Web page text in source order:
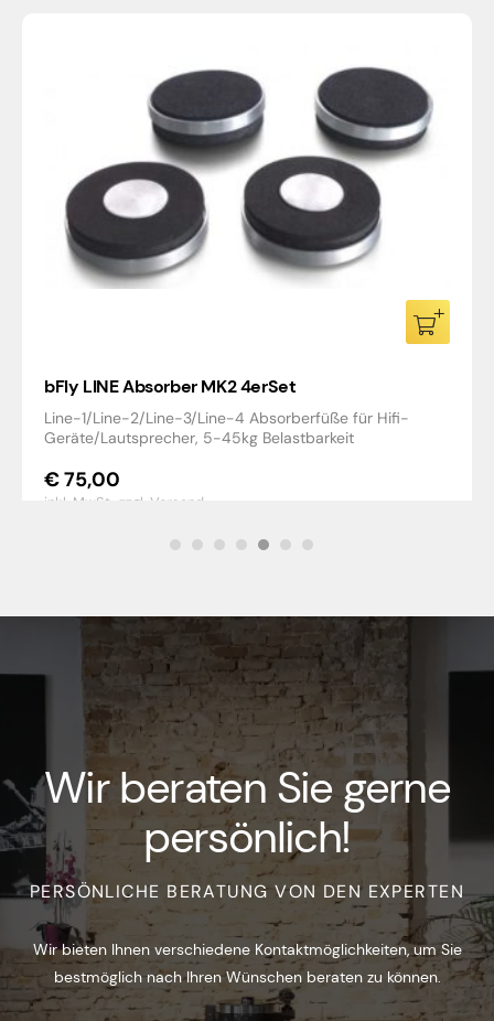
bFly LINE Absorber MK2 4erSet
Line-1/Line-2/Line-3/Line-4 Absorberfüße für Hifi-
Geräte/Lautsprecher, 5-45kg Belastbarkeit
€75,00
inkl. MwSt., zzgl. Versand
Wir beraten Sie gerne
persönlich!
PERSÖNLICHE BERATUNG VON DEN EXPERTEN
Wir bieten Ihnen verschiedene Kontaktmöglichkeiten, um Sie
bestmöglich nach Ihren Wünschen beraten zu können.